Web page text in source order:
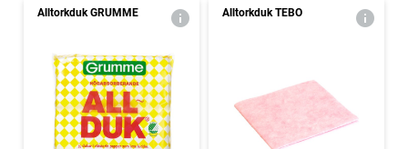
Alltorkduk GRUMME Alltorkduk TEBO